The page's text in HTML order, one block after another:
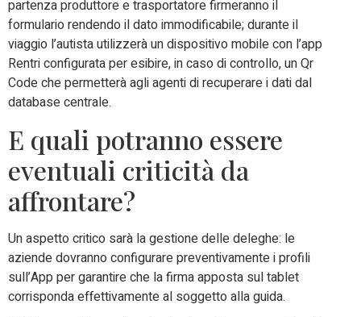
partenza produttore e trasportatore firmeranno il
formulario rendendo il dato immodificabile; durante il
viaggio l’autista utilizzerà un dispositivo mobile con l’app
Rentri configurata per esibire, in caso di controllo, un Qr
Code che permetterà agli agenti di recuperare i dati dal
database centrale.
E quali potranno essere
eventuali criticità da
affrontare?
Un aspetto critico sarà la gestione delle deleghe: le
aziende dovranno configurare preventivamente i profili
sull’App per garantire che la firma apposta sul tablet
corrisponda effettivamente al soggetto alla guida.